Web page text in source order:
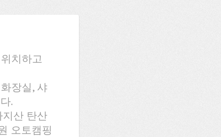
치하고
장실, 샤
.
산 탄산
오토캠핑